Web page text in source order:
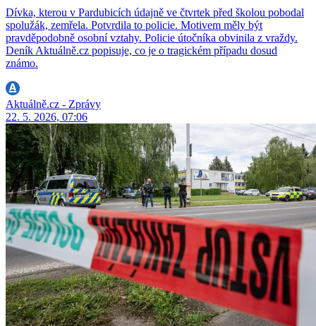
Dívka, kterou v Pardubicích údajně ve čtvrtek před školou pobodal
spolužák, zemřela. Potvrdila to policie. Motivem měly být
pravděpodobně osobní vztahy. Policie útočníka obvinila z vraždy.
Deník Aktuálně.cz popisuje, co je o tragickém případu dosud
známo.
Aktuálně.cz - Zprávy
22. 5. 2026, 07:06